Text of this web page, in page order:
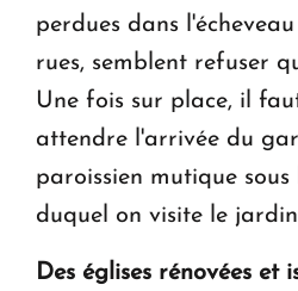
perdues dans
rues, semblent refuser
Une fois sur place, il
attendre l'arrivée du
paroissien mutique
duquel on visite le
Des églises rénovées et